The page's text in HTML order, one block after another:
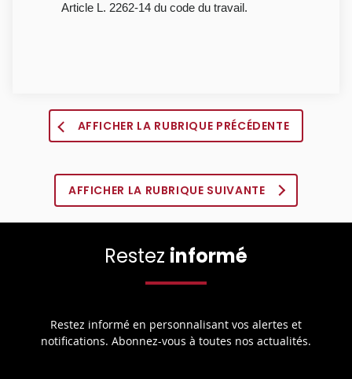
Article L. 2262-14 du code du travail.
AFFICHER LA RUBRIQUE PRÉCÉDENTE
AFFICHER LA RUBRIQUE SUIVANTE
Restez informé
Restez informé en personnalisant vos alertes et
notifications. Abonnez-vous à toutes nos actualités.